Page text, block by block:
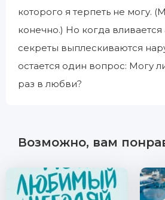
которого я терпеть не могу.
конечно.) Но когда вливается
секреты выплескиваются
остается один вопрос: Могу
раз в любви?
Возможно, вам